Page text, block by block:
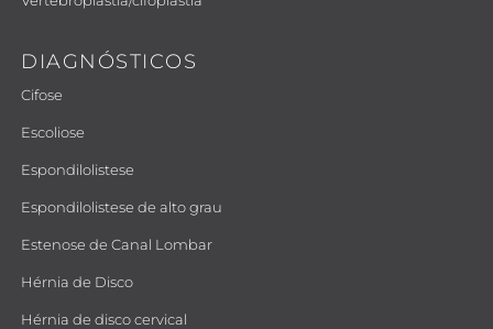
DIAGNÓSTICOS
Cifose
Escoliose
Espondilolistese
Espondilolistese de alto grau
Estenose de Canal Lombar
Hérnia de Disco
Hérnia de disco cervical